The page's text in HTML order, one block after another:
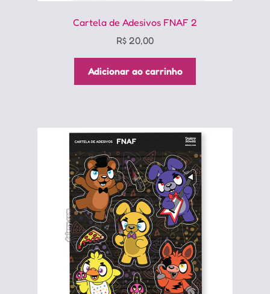
Cartela de Adesivos FNAF 2
R$ 20,00
Adicionar ao carrinho